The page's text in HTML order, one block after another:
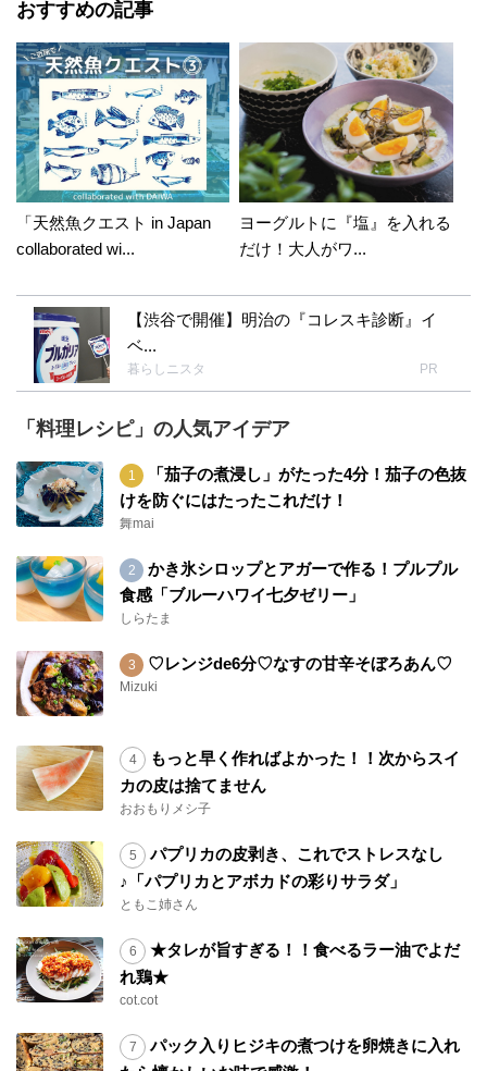
おすすめの記事
「天然魚クエスト in Japan
collaborated wi...
ヨーグルトに『塩』を入れる
だけ！大人がワ...
【渋谷で開催】明治の『コレスキ診断』イ
ベ...
暮らしニスタ PR
「料理レシピ」の人気アイデア
「茄子の煮浸し」がたった4分！茄子の色抜
けを防ぐにはたったこれだけ！
舞mai
かき氷シロップとアガーで作る！プルプル
食感「ブルーハワイ七夕ゼリー」
しらたま
♡レンジde6分♡なすの甘辛そぼろあん♡
Mizuki
もっと早く作ればよかった！！次からスイ
カの皮は捨てません
おおもりメシ子
パプリカの皮剥き、これでストレスなし
♪「パプリカとアボカドの彩りサラダ」
ともこ姉さん
★タレが旨すぎる！！食べるラー油でよだ
れ鶏★
cot.cot
パック入りヒジキの煮つけを卵焼きに入れ